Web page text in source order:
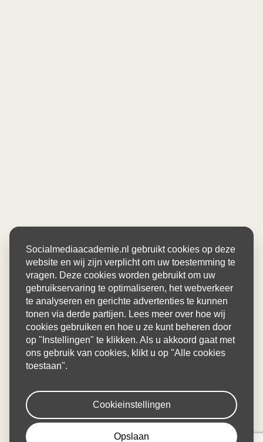
Socialmediaacademie.nl gebruikt cookies op deze
website en wij zijn verplicht om uw toestemming te
vragen. Deze cookies worden gebruikt om uw
gebruikservaring te optimaliseren, het webverkeer
te analyseren en gerichte advertenties te kunnen
tonen via derde partijen. Lees meer over hoe wij
cookies gebruiken en hoe u ze kunt beheren door
op "Instellingen" te klikken. Als u akkoord gaat met
ons gebruik van cookies, klikt u op "Alle cookies
toestaan".
Cookieinstellingen
Opslaan